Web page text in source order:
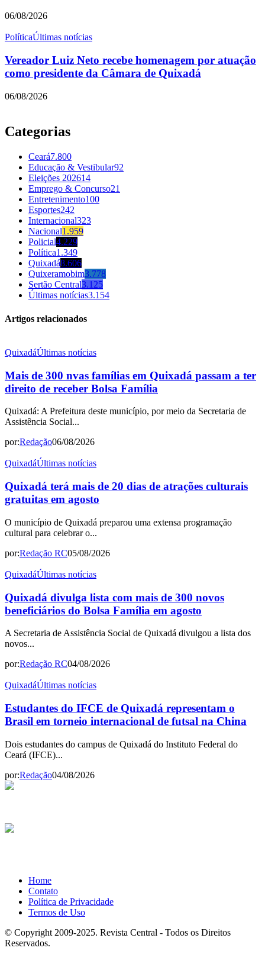
06/08/2026
PolíticaÚltimas notícias
Vereador Luiz Neto recebe homenagem por atuação
como presidente da Câmara de Quixadá
06/08/2026
Categorias
Ceará7.800
Educação & Vestibular92
Eleições 202614
Emprego & Concurso21
Entretenimento100
Esportes242
Internacional323
Nacional1.959
Policial4.229
Política1.349
Quixadá8.606
Quixeramobim3.778
Sertão Central3.125
Últimas notícias3.154
Artigos relacionados
QuixadáÚltimas notícias
Mais de 300 nvas famílias em Quixadá passam a ter
direito de receber Bolsa Família
Quixadá: A Prefeitura deste município, por meio da Secretaria de
Assistência Social...
por:Redação06/08/2026
QuixadáÚltimas notícias
Quixadá terá mais de 20 dias de atrações culturais
gratuitas em agosto
O município de Quixadá preparou uma extensa programação
cultural para celebrar o...
por:Redação RC05/08/2026
QuixadáÚltimas notícias
Quixadá divulga lista com mais de 300 novos
beneficiários do Bolsa Família em agosto
A Secretaria de Assistência Social de Quixadá divulgou a lista dos
novos...
por:Redação RC04/08/2026
QuixadáÚltimas notícias
Estudantes do IFCE de Quixadá representam o
Brasil em torneio internacional de futsal na China
Dois estudantes do campus de Quixadá do Instituto Federal do
Ceará (IFCE)...
por:Redação04/08/2026
Home
Contato
Política de Privacidade
Termos de Uso
© Copyright 2009-2025. Revista Central - Todos os Direitos
Reservados.